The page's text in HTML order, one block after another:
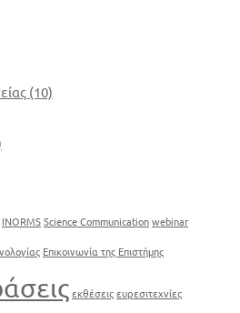
(10)
INORMSScience Communicationwebinar
Επικοινωνία της Επιστήμης
εκθέσειςευρεσιτεχνίες